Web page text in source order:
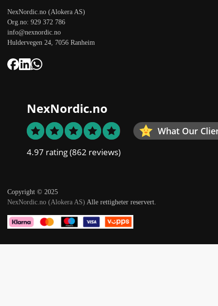
NexNordic.no (Alokera AS)
Org.no: 929 372 786
info@nexnordic.no
Huldervegen 24, 7056 Ranheim
NexNordic.no
What Our
4.97 rating(862 reviews)
Copyright © 2025
NexNordic.no (Alokera AS) Alle rettigheter reservert.